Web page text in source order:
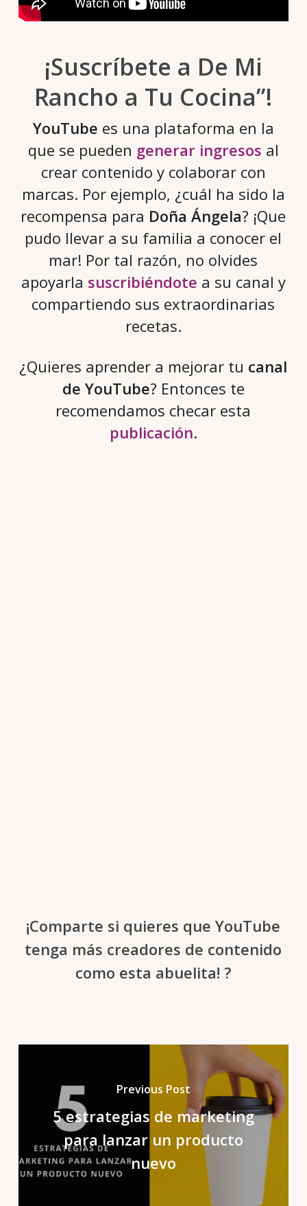
¡Suscríbete a De Mi
Rancho a Tu Cocina”!
YouTube es una plataforma en la
que se pueden generar ingresos al
crear contenido y colaborar con
marcas. Por ejemplo, ¿cuál ha sido la
recompensa para Doña Ángela? ¡Que
pudo llevar a su familia a conocer el
mar! Por tal razón, no olvides
apoyarla suscribiéndote a su canal y
compartiendo sus extraordinarias
recetas.
¿Quieres aprender a mejorar tu canal
de YouTube? Entonces te
recomendamos checar esta
publicación.
¡Comparte si quieres que YouTube
tenga más creadores de contenido
como esta abuelita! ?
Previous Post
5 estrategias de marketing
para lanzar un producto
nuevo